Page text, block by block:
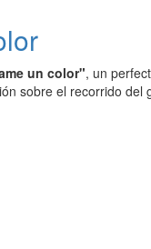
un color", un
sobre el recorrido del